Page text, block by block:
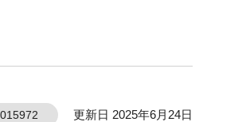
更新日 2025年6月24日